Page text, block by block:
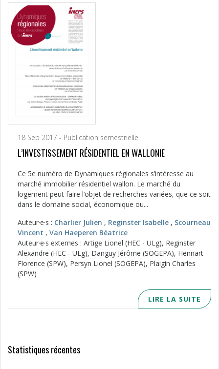
18 Sep 2017 - Publication semestrielle
L’INVESTISSEMENT RÉSIDENTIEL EN WALLONIE
Ce 5e numéro de Dynamiques régionales s’intéresse au
marché immobilier résidentiel wallon. Le marché du
logement peut faire l’objet de recherches variées, que ce soit
dans le domaine social, économique ou...
Auteur·e·s : Charlier Julien , Reginster Isabelle , Scourneau
Vincent , Van Haeperen Béatrice
Auteur·e·s externes : Artige Lionel (HEC - ULg), Reginster
Alexandre (HEC - ULg), Danguy Jérôme (SOGEPA), Hennart
Florence (SPW), Persyn Lionel (SOGEPA), Plaigin Charles
(SPW)
LIRE LA SUITE
Statistiques récentes